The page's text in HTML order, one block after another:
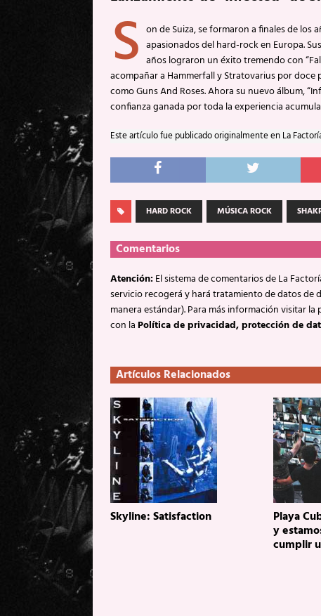
S on de Suiza, se formaron a finales de
apasionados del hard-rock en Europa.
años lograron un éxito tremendo con
acompañar a Hammerfall y Stratovarius por
como Guns And Roses. Ahora su nuevo álbum,
confianza ganada por toda la experiencia
Este artículo fue publicado originalmente en La
HARD ROCK MÚSICA ROCK
Comentarios
Atención:El sistema de comentarios de La
servicio recogerá y hará tratamiento de datos de
manera estándar). Para más información visitar la
con laPolítica de privacidad, protección de
Artículos Relacionados
Skyline: Satisfaction Playa
y
cumplir